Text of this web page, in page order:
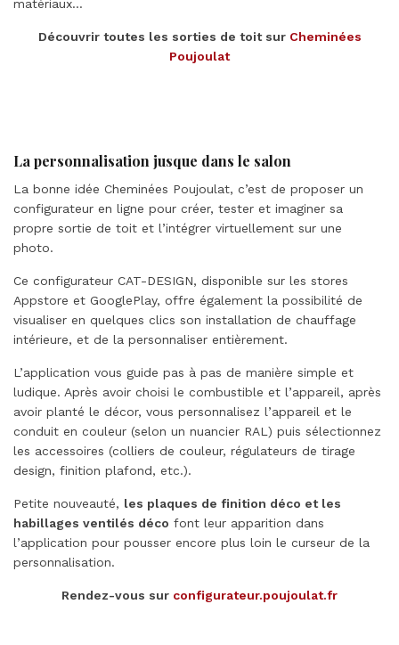
matériaux…
Découvrir toutes les sorties de toit sur Cheminées
Poujoulat
La personnalisation jusque dans le salon
La bonne idée Cheminées Poujoulat, c’est de proposer un
configurateur en ligne pour créer, tester et imaginer sa
propre sortie de toit et l’intégrer virtuellement sur une
photo.
Ce configurateur CAT-DESIGN, disponible sur les stores
Appstore et GooglePlay, offre également la possibilité de
visualiser en quelques clics son installation de chauffage
intérieure, et de la personnaliser entièrement.
L’application vous guide pas à pas de manière simple et
ludique. Après avoir choisi le combustible et l’appareil, après
avoir planté le décor, vous personnalisez l’appareil et le
conduit en couleur (selon un nuancier RAL) puis sélectionnez
les accessoires (colliers de couleur, régulateurs de tirage
design, finition plafond, etc.).
Petite nouveauté, les plaques de finition déco et les
habillages ventilés déco font leur apparition dans
l’application pour pousser encore plus loin le curseur de la
personnalisation.
Rendez-vous sur configurateur.poujoulat.fr